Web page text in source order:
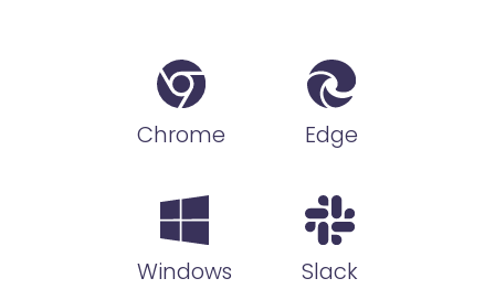
Chrome Edge
Windows Slack